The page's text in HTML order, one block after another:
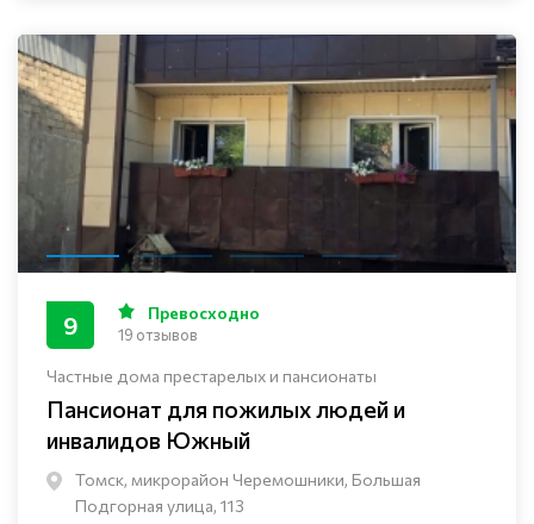
Частные дома престарелых и пансионаты
Пансионат для пожилых людей и
инвалидов Южный
Томск, микрорайон Черемошники, Большая
Подгорная улица, 113
9 Превосходно
19 отзывов